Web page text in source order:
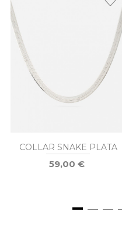
COLLAR SNAKE PLATA
59,00 €